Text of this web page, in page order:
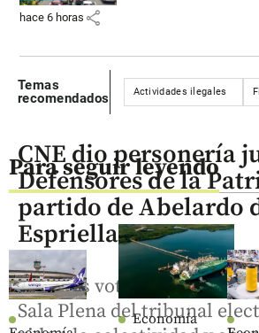
hace 6 horas share
Temas
recomendados
Actividades ilegales
Para seguir leyendo
Economía
CNE dio personería
Defensores de la
partido de Abelardo
Espriella
Con seis votos a favor y
Sala Plena del tribunal